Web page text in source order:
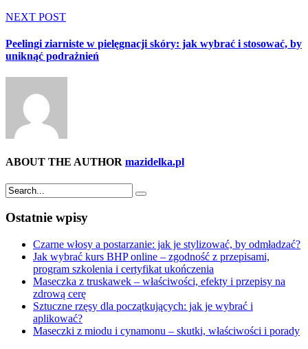
NEXT POST
Peelingi ziarniste w pielęgnacji skóry: jak wybrać i stosować, by
uniknąć podrażnień
ABOUT THE AUTHOR mazidelka.pl
Ostatnie wpisy
Czarne włosy a postarzanie: jak je stylizować, by odmładzać?
Jak wybrać kurs BHP online – zgodność z przepisami,
program szkolenia i certyfikat ukończenia
Maseczka z truskawek – właściwości, efekty i przepisy na
zdrową cerę
Sztuczne rzęsy dla początkujących: jak je wybrać i
aplikować?
Maseczki z miodu i cynamonu – skutki, właściwości i porady